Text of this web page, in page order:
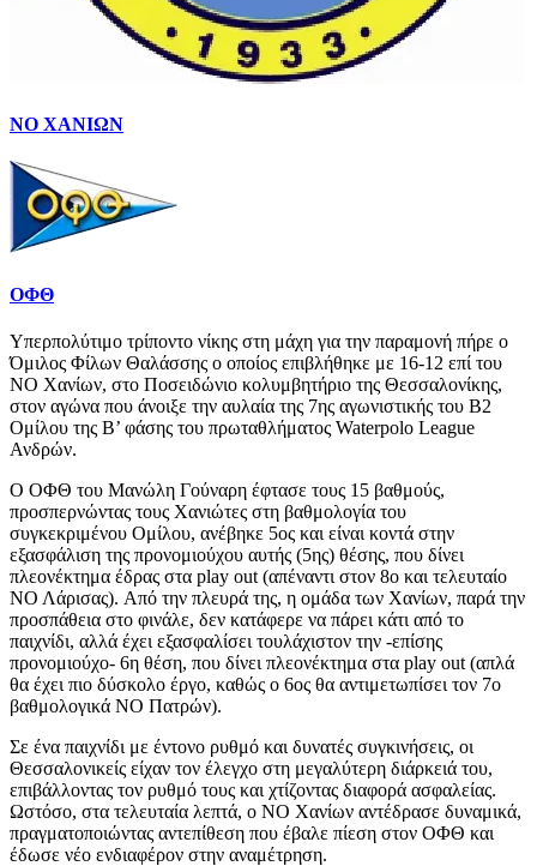
ΝΟ ΧΑΝΙΩΝ
ΟΦΘ
Υπερπολύτιμο τρίποντο νίκης στη μάχη για την παραμονή πήρε ο
Όμιλος Φίλων Θαλάσσης ο οποίος επιβλήθηκε με 16-12 επί του
ΝΟ Χανίων, στο Ποσειδώνιο κολυμβητήριο της Θεσσαλονίκης,
στον αγώνα που άνοιξε την αυλαία της 7ης αγωνιστικής του Β2
Ομίλου της Β’ φάσης του πρωταθλήματος Waterpolo League
Ανδρών.
Ο ΟΦΘ του Μανώλη Γούναρη έφτασε τους 15 βαθμούς,
προσπερνώντας τους Χανιώτες στη βαθμολογία του
συγκεκριμένου Ομίλου, ανέβηκε 5ος και είναι κοντά στην
εξασφάλιση της προνομιούχου αυτής (5ης) θέσης, που δίνει
πλεονέκτημα έδρας στα play out (απέναντι στον 8ο και τελευταίο
ΝΟ Λάρισας). Από την πλευρά της, η ομάδα των Χανίων, παρά την
προσπάθεια στο φινάλε, δεν κατάφερε να πάρει κάτι από το
παιχνίδι, αλλά έχει εξασφαλίσει τουλάχιστον την -επίσης
προνομιούχο- 6η θέση, που δίνει πλεονέκτημα στα play out (απλά
θα έχει πιο δύσκολο έργο, καθώς ο 6ος θα αντιμετωπίσει τον 7ο
βαθμολογικά ΝΟ Πατρών).
Σε ένα παιχνίδι με έντονο ρυθμό και δυνατές συγκινήσεις, οι
Θεσσαλονικείς είχαν τον έλεγχο στη μεγαλύτερη διάρκειά του,
επιβάλλοντας τον ρυθμό τους και χτίζοντας διαφορά ασφαλείας.
Ωστόσο, στα τελευταία λεπτά, ο ΝΟ Χανίων αντέδρασε δυναμικά,
πραγματοποιώντας αντεπίθεση που έβαλε πίεση στον ΟΦΘ και
έδωσε νέο ενδιαφέρον στην αναμέτρηση.